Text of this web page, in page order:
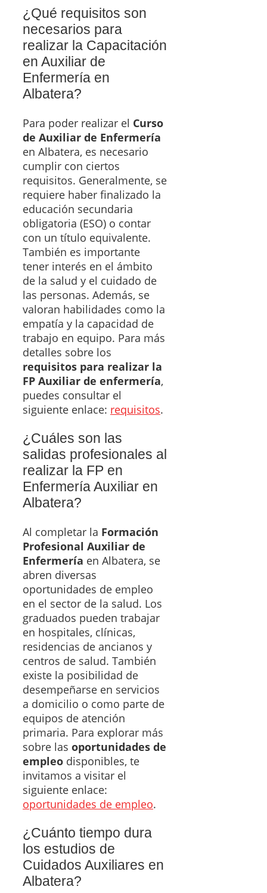
¿Qué requisitos son
necesarios para
realizar la Capacitación
en Auxiliar de
Enfermería en
Albatera?
Para poder realizar el Curso
de Auxiliar de Enfermería
en Albatera, es necesario
cumplir con ciertos
requisitos. Generalmente, se
requiere haber finalizado la
educación secundaria
obligatoria (ESO) o contar
con un título equivalente.
También es importante
tener interés en el ámbito
de la salud y el cuidado de
las personas. Además, se
valoran habilidades como la
empatía y la capacidad de
trabajo en equipo. Para más
detalles sobre los
requisitos para realizar la
FP Auxiliar de enfermería,
puedes consultar el
siguiente enlace: requisitos.
¿Cuáles son las
salidas profesionales al
realizar la FP en
Enfermería Auxiliar en
Albatera?
Al completar la Formación
Profesional Auxiliar de
Enfermería en Albatera, se
abren diversas
oportunidades de empleo
en el sector de la salud. Los
graduados pueden trabajar
en hospitales, clínicas,
residencias de ancianos y
centros de salud. También
existe la posibilidad de
desempeñarse en servicios
a domicilio o como parte de
equipos de atención
primaria. Para explorar más
sobre las oportunidades de
empleo disponibles, te
invitamos a visitar el
siguiente enlace:
oportunidades de empleo.
¿Cuánto tiempo dura
los estudios de
Cuidados Auxiliares en
Albatera?